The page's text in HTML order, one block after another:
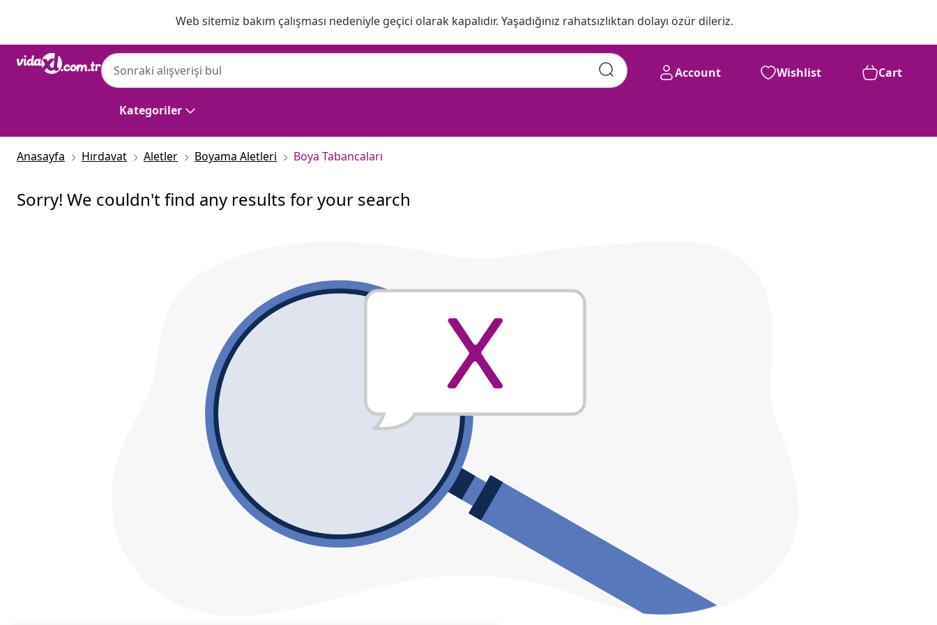
Web sitemiz bakım çalışması nedeniyle geçici olarak kapalıdır. Yaşadığınız rahatsızlıktan dolayı özür dileriz.
Kategoriler
Account Wishlist Cart
Anasayfa Hırdavat Aletler Boyama Aletleri Boya Tabancaları
Sorry! We couldn't find any results for your search